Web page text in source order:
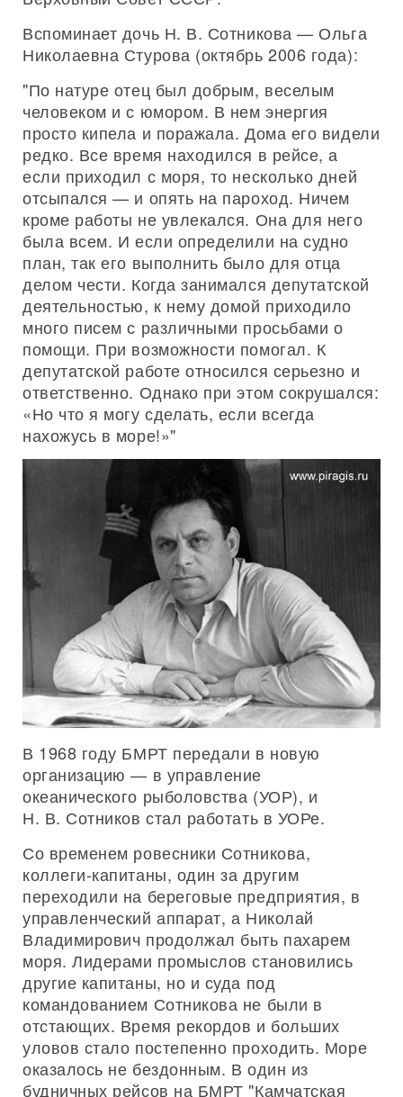
Вспоминает дочь Н. В. Сотникова — Ольга
Николаевна Стурова (октябрь 2006 года):
"По натуре отец был добрым, веселым
человеком и с юмором. В нем энергия
просто кипела и поражала. Дома его видели
редко. Все время находился в рейсе, а
если приходил с моря, то несколько дней
отсыпался — и опять на пароход. Ничем
кроме работы не увлекался. Она для него
была всем. И если определили на судно
план, так его выполнить было для отца
делом чести. Когда занимался депутатской
деятельностью, к нему домой приходило
много писем с различными просьбами о
помощи. При возможности помогал. К
депутатской работе относился серьезно и
ответственно. Однако при этом сокрушался:
«Но что я могу сделать, если всегда
нахожусь в море!»"
В 1968 году БМРТ передали в новую
организацию — в управление
океанического рыболовства (УОР), и
Н. В. Сотников стал работать в УОРе.
Со временем ровесники Сотникова,
коллеги-капитаны, один за другим
переходили на береговые предприятия, в
управленческий аппарат, а Николай
Владимирович продолжал быть пахарем
моря. Лидерами промыслов становились
другие капитаны, но и суда под
командованием Сотникова не были в
отстающих. Время рекордов и больших
уловов стало постепенно проходить. Море
оказалось не бездонным. В один из
будничных рейсов на БМРТ "Камчатская